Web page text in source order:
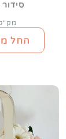
מק"ט
החל